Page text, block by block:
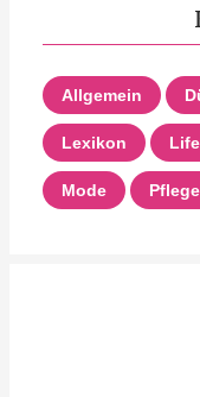
Allgemein
Lexikon
Mode Pflege